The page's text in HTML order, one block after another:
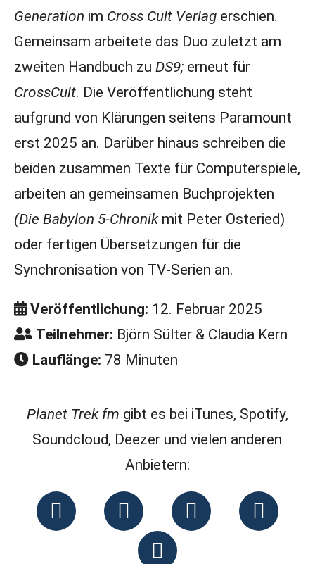
Generation im Cross Cult Verlagerschien.
Gemeinsam arbeitete das Duo zuletzt am
zweiten Handbuch zu DS9;erneut für
CrossCult. Die Veröffentlichung steht
aufgrund von Klärungen seitens Paramount
erst 2025 an. Darüber hinaus schreiben die
beiden zusammen Texte für Computerspiele,
arbeiten an gemeinsamen Buchprojekten
(Die Babylon 5-Chronikmit Peter Osteried)
oder fertigen Übersetzungen für die
Synchronisation von TV-Serien an.
Veröffentlichung: 12. Februar 2025
Teilnehmer: Björn Sülter & Claudia Kern
Lauflänge: 78 Minuten
Planet Trek fm gibt es bei iTunes, Spotify,
Soundcloud, Deezer und vielen anderen
Anbietern: